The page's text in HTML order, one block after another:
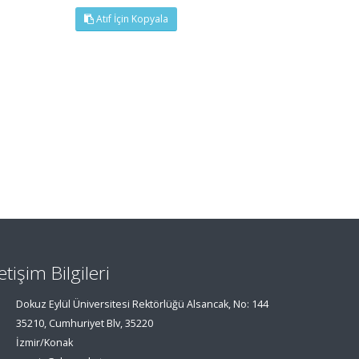
Atıf İçin Kopyala
Bilgileri
Dokuz Eylül Üniversitesi Rektörlüğü Alsancak, No: 144
35210, Cumhuriyet Blv, 35220
İzmir/Konak